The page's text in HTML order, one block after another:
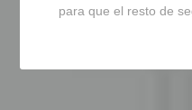
para que el resto de